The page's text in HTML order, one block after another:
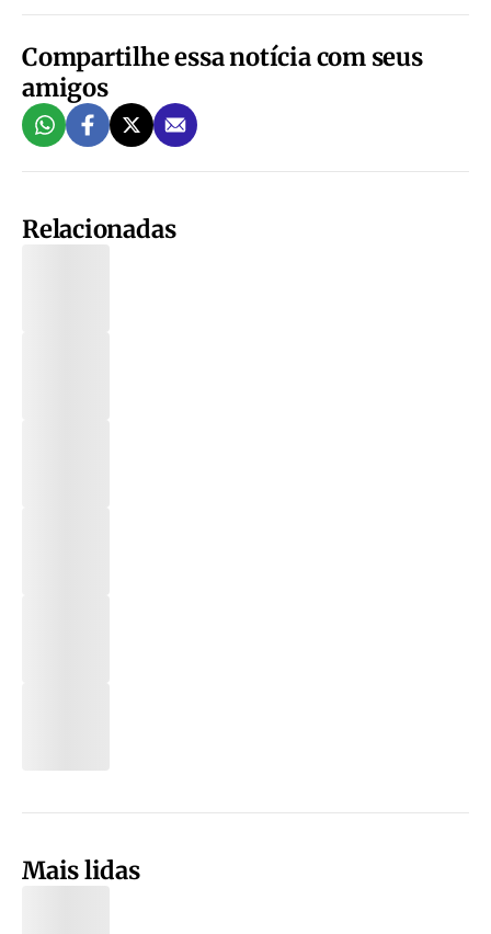
Compartilhe essa notícia com seus
amigos
Relacionadas
Mais lidas